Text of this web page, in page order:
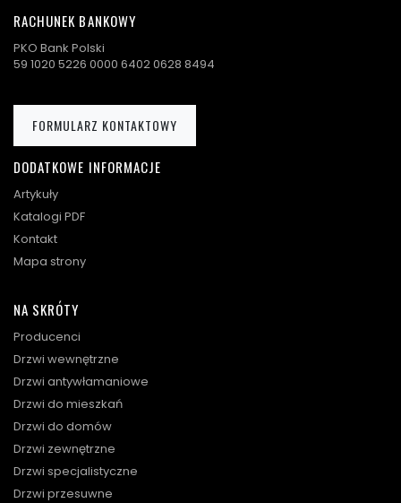
RACHUNEK BANKOWY
PKO Bank Polski
59 1020 5226 0000 6402 0628 8494
FORMULARZ KONTAKTOWY
DODATKOWE INFORMACJE
Artykuły
Katalogi PDF
Kontakt
Mapa strony
NA SKRÓTY
Producenci
Drzwi wewnętrzne
Drzwi antywłamaniowe
Drzwi do mieszkań
Drzwi do domów
Drzwi zewnętrzne
Drzwi specjalistyczne
Drzwi przesuwne